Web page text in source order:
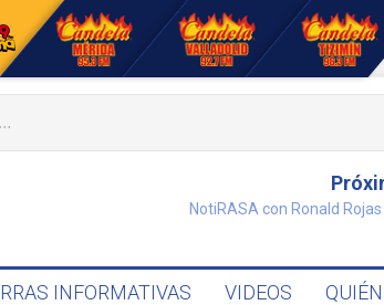
NotiRASA con Ronald
INFORMATIVAS VIDEOS